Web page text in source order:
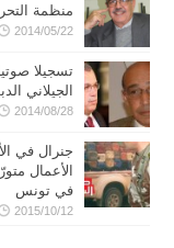
منظمة
2014/05/22
تسجيلا
الجيلاني
2014/08/28
جنرال في
الأعمال
في تونس
2015/10/12